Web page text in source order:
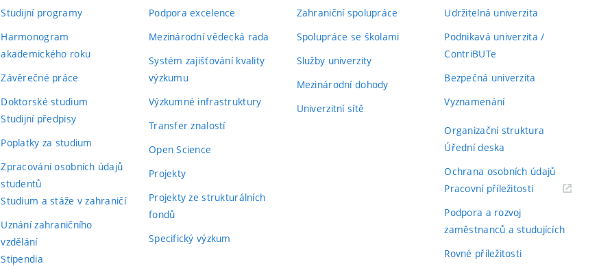
Studijní programy
Harmonogram
akademického roku
Závěrečné práce
Doktorské studium
Studijní předpisy
Poplatky za studium
Zpracování osobních údajů
studentů
Studium a stáže v zahraničí
Uznání zahraničního
vzdělání
Stipendia
Podpora excelence
Mezinárodní vědecká rada
Systém zajišťování kvality
výzkumu
Výzkumné infrastruktury
Transfer znalostí
Open Science
Projekty
Projekty ze strukturálních
fondů
Specifický výzkum
Zahraniční spolupráce
Spolupráce se školami
Služby univerzity
Mezinárodní dohody
Univerzitní sítě
Udržitelná univerzita
Podnikavá univerzita /
ContriBUTe
Bezpečná univerzita
Vyznamenání
Organizační struktura
Úřední deska
Ochrana osobních údajů
Pracovní příležitosti(externí
Podpora a rozvoj
zaměstnanců a studujících
Rovné příležitosti